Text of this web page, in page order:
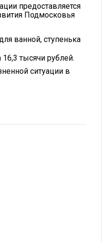
предоставляется
Подмосковья
ванной, ступенька
тысячи рублей.
ситуации в